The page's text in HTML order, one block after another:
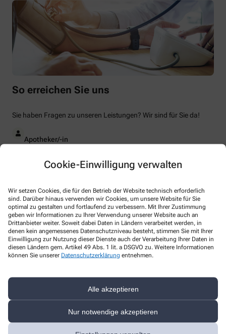
Cookie-Einwilligung verwalten
Wir setzen Cookies, die für den Betrieb der Website technisch erforderlich
sind. Darüber hinaus verwenden wir Cookies, um unsere Website für Sie
optimal zu gestalten und fortlaufend zu verbessern. Mit Ihrer Zustimmung
geben wir Informationen zu Ihrer Verwendung unserer Website auch an
Drittanbieter weiter. Soweit dabei Daten in Ländern verarbeitet werden, in
denen kein angemessenes Datenschutzniveau besteht, stimmen Sie mit Ihrer
Einwilligung zur Nutzung dieser Dienste auch der Verarbeitung Ihrer Daten in
diesen Ländern gem. Artikel 49 Abs. 1 lit. a DSGVO zu. Weitere Informationen
können Sie unserer Datenschutzerklärung entnehmen.
Alle akzeptieren
Nur notwendige akzeptieren
So erreichen Sie uns
Sie haben Fragen zu unseren Leistungen? Wir sind für Sie da!
Apotheker/-in
+49-5341 33366
Faxnummer
+49-5341 338455
E-Mail-Adresse
schloss-apotheke.ringelheim@t-online.de
Schloss-Apotheke, Goslarsche Str. 50, 38259 Salzgitter
Mit dem Laden der Karte stimmen Sie den
Datenschutzbestimmungen von Google zu.
Klicken Sie auf „Karte Laden“, um Google
map zu aktivieren.